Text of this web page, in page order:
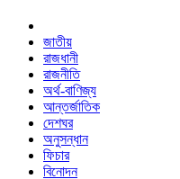
জাতীয়
রাজধানী
রাজনীতি
অর্থ-বাণিজ্য
আন্তর্জাতিক
দেশঘর
অনুসন্ধান
ফিচার
বিনোদন